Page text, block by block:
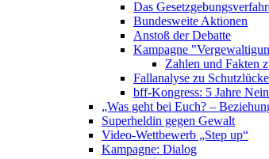
Das
Bundesweite Aktionen
Anstoß der Debatte
Kampagne
Zahlen und Fakten
Fallanalyse zu
bff-Kongress: 5 Jahre
„Was geht bei Euch? –
Superheldin gegen Gewalt
Video-Wettbewerb „Step up“
Kampagne: Dialog